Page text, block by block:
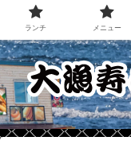
ランチ メニュー